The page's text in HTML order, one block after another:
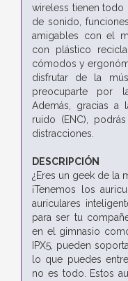
wireless tienen todo
de sonido,
amigables con el
con plástico
cómodos y
disfrutar de la
preocuparte por
Además, gracias a
ruido (ENC),
distracciones.
DESCRIPCIÓN
¿Eres un geek de la
¡Tenemos los
auriculares
para ser tu
en el gimnasio
IPX5, pueden
lo que puedes
no es todo. Estos